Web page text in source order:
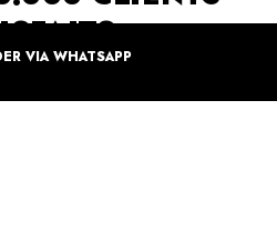
un monde moins industrielle
VIA WHATSAPP